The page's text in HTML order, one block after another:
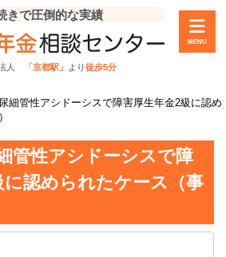
きで圧倒的な実績
人 「京都駅」 より徒歩5分
MENU
細管性アシドーシスで障害厚生年金2級に認め
管性アシドーシスで障
に認められたケース（事